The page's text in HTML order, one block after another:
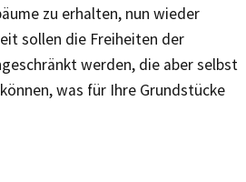
zu erhalten, nun wieder
sollen die Freiheiten der
werden, die aber selbst
was für Ihre Grundstücke